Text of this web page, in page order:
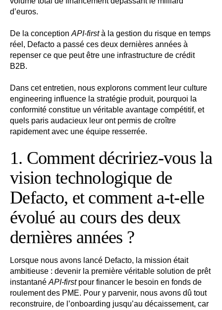
d’euros.
De la conception API-firstà la gestion du risque en temps
réel, Defacto a passé ces deux dernières années à
repenser ce que peut être une infrastructure de crédit
B2B.
Dans cet entretien, nous explorons comment leur culture
engineering influence la stratégie produit, pourquoi la
conformité constitue un véritable avantage compétitif, et
quels paris audacieux leur ont permis de croître
rapidement avec une équipe resserrée.
1. Comment décririez-vous la
vision technologique de
Defacto, et comment a-t-elle
évolué au cours des deux
dernières années ?
Lorsque nous avons lancé Defacto, la mission était
ambitieuse : devenir la première véritable solution de prêt
instantané API-firstpour financer le besoin en fonds de
roulement des PME. Pour y parvenir, nous avons dû tout
reconstruire, de l’onboarding jusqu’au décaissement, car